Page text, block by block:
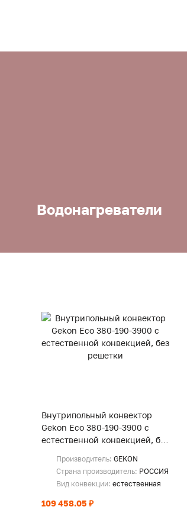
Водонагреватели
Внутрипольный конвектор
Gekon Eco 380-190-3900 с
естественной конвекцией, без
Производитель: GEKON
Страна производитель: РОССИЯ
Вид конвекции: естественная
109 458.05 ₽